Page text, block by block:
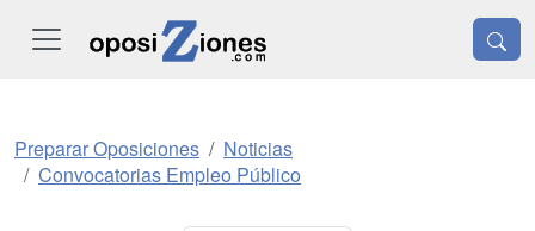
Preparar Oposiciones
Noticias
Convocatorias Empleo Público